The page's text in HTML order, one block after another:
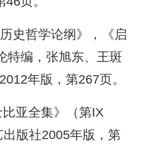
史哲学论纲》，《启
特编，张旭东、王斑
年版，第267页。
亚全集》（第IX
版社2005年版，第